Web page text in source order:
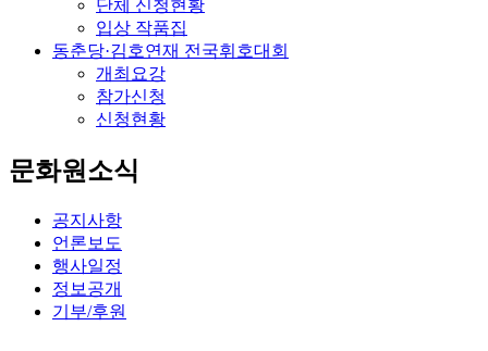
단체 신청현황
입상 작품집
동춘당·김호연재 전국휘호대회
개최요강
참가신청
신청현황
문화원소식
공지사항
언론보도
행사일정
정보공개
기부/후원